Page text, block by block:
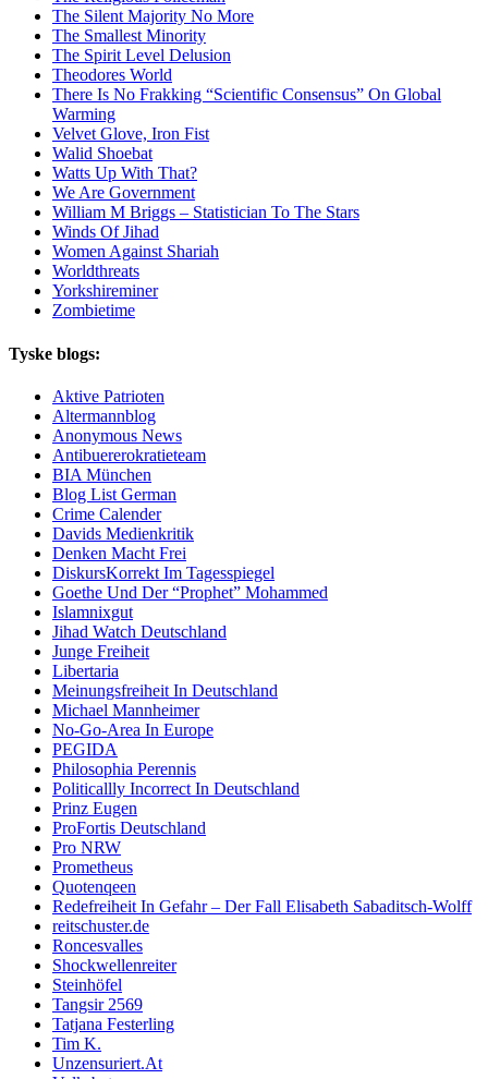
The Silent Majority No More
The Smallest Minority
The Spirit Level Delusion
Theodores World
There Is No Frakking “Scientific Consensus” On Global
Warming
Velvet Glove, Iron Fist
Walid Shoebat
Watts Up With That?
We Are Government
William M Briggs – Statistician To The Stars
Winds Of Jihad
Women Against Shariah
Worldthreats
Yorkshireminer
Zombietime
Tyske blogs:
Aktive Patrioten
Altermannblog
Anonymous News
Antibuererokratieteam
BIA München
Blog List German
Crime Calender
Davids Medienkritik
Denken Macht Frei
DiskursKorrekt Im Tagesspiegel
Goethe Und Der “Prophet” Mohammed
Islamnixgut
Jihad Watch Deutschland
Junge Freiheit
Libertaria
Meinungsfreiheit In Deutschland
Michael Mannheimer
No-Go-Area In Europe
PEGIDA
Philosophia Perennis
Politicallly Incorrect In Deutschland
Prinz Eugen
ProFortis Deutschland
Pro NRW
Prometheus
Quotenqeen
Redefreiheit In Gefahr – Der Fall Elisabeth Sabaditsch-Wolff
reitschuster.de
Roncesvalles
Shockwellenreiter
Steinhöfel
Tangsir 2569
Tatjana Festerling
Tim K.
Unzensuriert.At